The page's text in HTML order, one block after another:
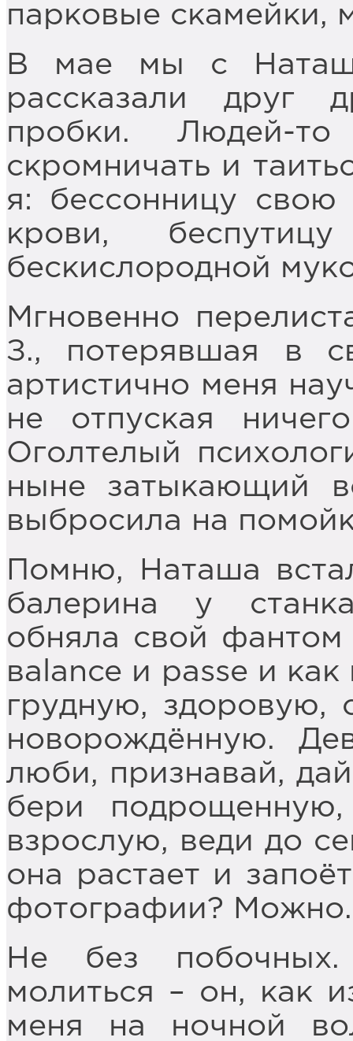
парковые скамейки,
В мае мы с
рассказали друг
пробки. Людей-
скромничать и
я: бессонницу свою
крови,
бескислородной
Мгновенно
З., потерявшая в
артистично меня
не отпуская
Оголтелый
ныне затыкающий
выбросила на
Помню, Наташа
балерина у
обняла свой
вalance и рasse и
грудную, здоровую,
новорождённую.
люби, признавай,
бери
взрослую, веди до
она растает и
фотографии? Можно.
Не без
молиться – он, как
меня на ночной